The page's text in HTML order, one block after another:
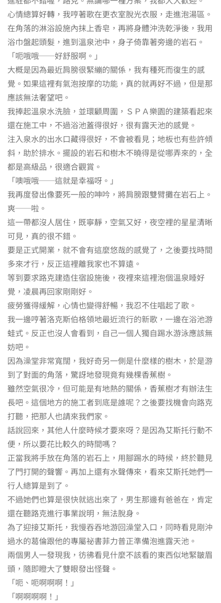
心情總算好轉，我哼著歌在更衣室脫光衣服，走進泡湯區。
在角落的淋浴設施內抹上香皂，再將身體沖洗乾淨後，我用
浴巾盤起頭髮，進到溫泉池中，身子倚靠著旁邊的岩石。
「呃哦哦──好舒服啊。」
大概是因為最近肩膀很緊繃的關係，我有種死而復生的感
覺。如果這裡有氣泡按摩的功能，真的就再好不過，但是那
應該無法奢望吧。
我捧起溫泉水洗臉，並環顧周圍，ＳＰＡ樂園的建築看起來
還在施工中，不過浴池蓋得很好，很有露天池的感覺。
注入泉水的出水口藏得很好，不會被看見；地板也有些許傾
斜，助於排水。擺設的岩石和樹木不曉得是從哪弄來的，全
都是高級品，很適合觀賞。
「噢哦哦──這就是幸福呀。」
我再度發出像要死一般的呻吟，將肩膀跟雙臂攤在岩石上。
爽──啦。
這一帶都沒人居住，既寧靜，空氣又好，夜空裡的星星清晰
可見，真的很不錯。
要是正式開業，就不會有這麼悠哉的感覺了，之後要找時間
多來才行，反正這裡離我家也不算遠。
等到要求路克建造住宿設施後，夜裡來這裡泡個溫泉睡好
覺，凌晨再回家剛剛好。
疲勞獲得緩解，心情也變得舒暢，我忍不住唱起了歌。
我一邊哼著洛克斯伯格領地最近流行的新歌，一邊在浴池游
蛙式。反正也沒人會看到，自己一個人獨自踢水游泳應該無
妨吧。
因為澡堂非常寬闊，我好奇另一側是什麼樣的樹木，於是游
到了對面的角落，驚訝地發現竟有幾棵香蕉樹。
雖然空氣很冷，但可能是有地熱的關係，香蕉樹才有辦法生
長吧。這個地方的施工者到底是誰呢？之後要找機會向路克
打聽，把那人也請來我們家。
話說回來，其他人什麼時候才要來呀？是因為艾斯托行動不
便，所以要花比較久的時間嗎？
正當我將手放在角落的岩石上，用腳踢水的時候，終於聽見
了門打開的聲響。再加上還有水聲傳來，看來艾斯托她們一
行人總算是到了。
不過她們也算是很快就逃出來了，男生那邊有爸爸在，肯定
還在聽路克進行事業說明，無法脫身。
為了迎接艾斯托，我慢吞吞地游回澡堂入口，同時看見剛沖
過水的葛倫跟他的專屬祕書菲力普正準備泡進露天池。
兩個男人一發現我，彷彿看見什麼不該看的東西似地緊皺眉
頭，隨即瞪大了雙眼發出怪聲。
「呃、呃啊啊啊！」
「啊啊啊啊！」